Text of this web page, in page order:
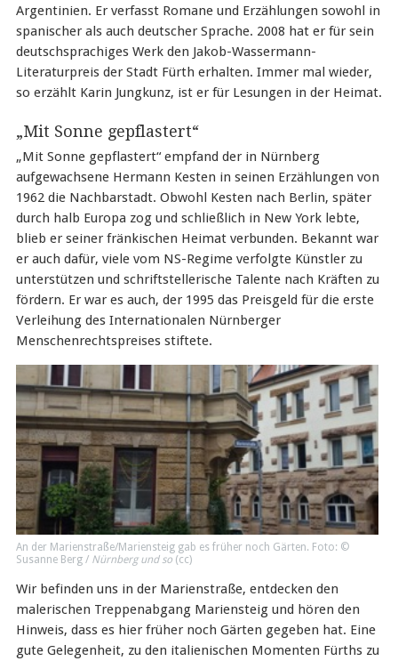
Argentinien. Er verfasst Romane und Erzählungen sowohl in
spanischer als auch deutscher Sprache. 2008 hat er für sein
deutschsprachiges Werk den Jakob-Wassermann-
Literaturpreis der Stadt Fürth erhalten. Immer mal wieder,
so erzählt Karin Jungkunz, ist er für Lesungen in der Heimat.
„Mit Sonne gepflastert“
„Mit Sonne gepflastert“ empfand der in Nürnberg
aufgewachsene Hermann Kesten in seinen Erzählungen von
1962 die Nachbarstadt. Obwohl Kesten nach Berlin, später
durch halb Europa zog und schließlich in New York lebte,
blieb er seiner fränkischen Heimat verbunden. Bekannt war
er auch dafür, viele vom NS-Regime verfolgte Künstler zu
unterstützen und schriftstellerische Talente nach Kräften zu
fördern. Er war es auch, der 1995 das Preisgeld für die erste
Verleihung des Internationalen Nürnberger
Menschenrechtspreises stiftete.
An der Marienstraße/Mariensteig gab es früher noch Gärten. Foto: ©
Susanne Berg / Nürnberg und so(cc)
Wir befinden uns in der Marienstraße, entdecken den
malerischen Treppenabgang Mariensteig und hören den
Hinweis, dass es hier früher noch Gärten gegeben hat. Eine
gute Gelegenheit, zu den italienischen Momenten Fürths zu